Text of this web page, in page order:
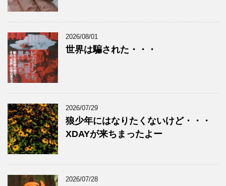
2026/08/01
世界は騙された・・・
2026/07/29
狼少年にはなりたくないけど・・・
XDAYが来ちまったよー
2026/07/28